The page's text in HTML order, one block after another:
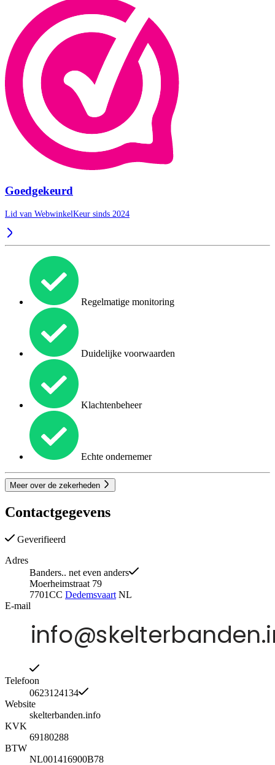
Goedgekeurd
Lid van WebwinkelKeur sinds 2024
Regelmatige monitoring
Duidelijke voorwaarden
Klachtenbeheer
Echte ondernemer
Meer over de zekerheden
Contactgegevens
Geverifieerd
Adres
Banders.. net even anders
Moerheimstraat 79
7701CC Dedemsvaart NL
E-mail
Telefoon
0623124134
Website
skelterbanden.info
KVK
69180288
BTW
NL001416900B78